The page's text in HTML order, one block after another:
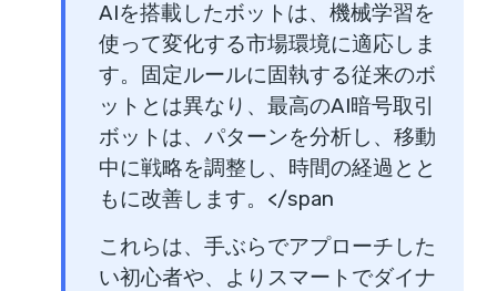
AIを搭載したボットは、機械学習を
使って変化する市場環境に適応しま
す。固定ルールに固執する従来のボ
ットとは異なり、最高のAI暗号取引
ボットは、パターンを分析し、移動
中に戦略を調整し、時間の経過とと
もに改善します。</span
これらは、手ぶらでアプローチした
い初心者や、よりスマートでダイナ